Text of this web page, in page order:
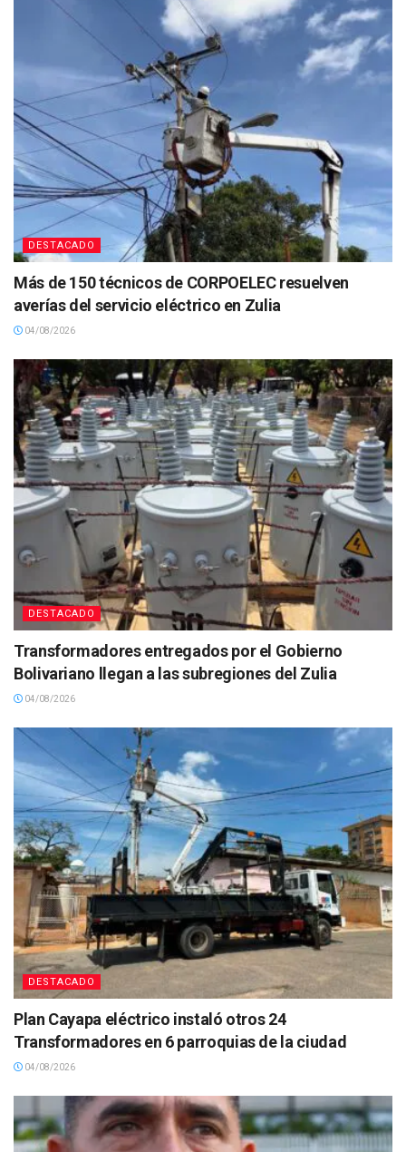
DESTACADO
Más de 150 técnicos de CORPOELEC resuelven
averías del servicio eléctrico en Zulia
04/08/2026
DESTACADO
Transformadores entregados por el Gobierno
Bolivariano llegan a las subregiones del Zulia
04/08/2026
DESTACADO
Plan Cayapa eléctrico instaló otros 24
Transformadores en 6 parroquias de la ciudad
04/08/2026